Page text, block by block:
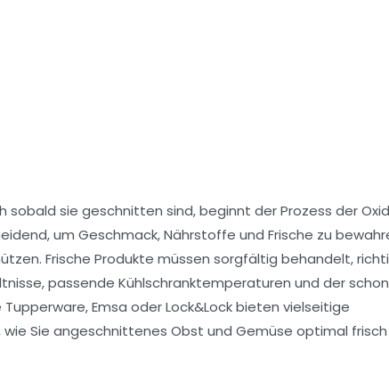
sie geschnitten sind, beginnt der Prozess der
um Geschmack, Nährstoffe und Frische zu
Frische Produkte müssen sorgfältig behandelt,
passende Kühlschranktemperaturen und der
Emsa oder Lock&Lock bieten vielseitige
Sie angeschnittenes Obst und Gemüse optimal